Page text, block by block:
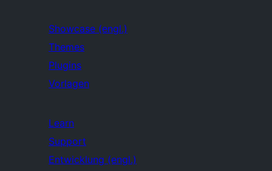
Showcase (engl.)
Themes
Plugins
Vorlagen
Learn
Support
Entwicklung (engl.)